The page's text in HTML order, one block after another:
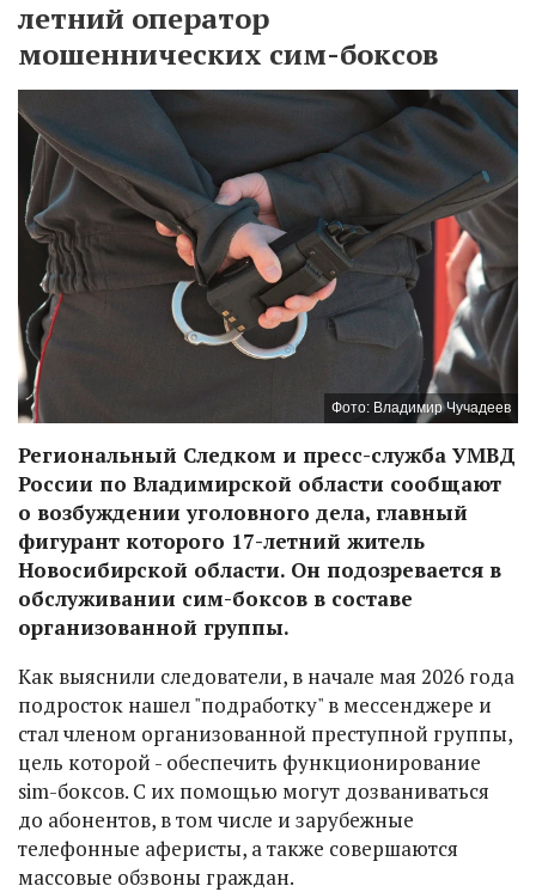
летний оператор
мошеннических сим-боксов
Фото: Владимир Чучадеев
Региональный Следком и пресс-служба УМВД
России по Владимирской области сообщают
о возбуждении уголовного дела, главный
фигурант которого 17-летний житель
Новосибирской области. Он подозревается в
обслуживании сим-боксов в составе
организованной группы.
Как выяснили следователи, в начале мая 2026 года
подросток нашел "подработку" в мессенджере и
стал членом организованной преступной группы,
цель которой - обеспечить функционирование
sim-боксов. С их помощью могут дозваниваться
до абонентов, в том числе и зарубежные
телефонные аферисты, а также совершаются
массовые обзвоны граждан.